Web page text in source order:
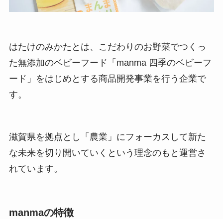
はたけのみかたとは、こだわりのお野菜でつくっ
た無添加のベビーフード「manma 四季のベビーフ
ード」をはじめとする商品開発事業を行う企業で
す。
滋賀県を拠点とし「農業」にフォーカスして新た
な未来を切り開いていくという理念のもと運営さ
れています。
manmaの特徴